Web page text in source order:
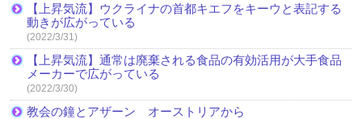
【上昇気流】ウクライナの首都キエフをキーウと表記する
動きが広がっている
(2022/3/31)
【上昇気流】通常は廃棄される食品の有効活用が大手食品
メーカーで広がっている
(2022/3/30)
教会の鐘とアザーン オーストリアから